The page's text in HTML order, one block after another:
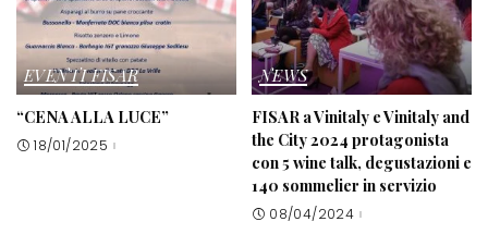
EVENTI FISAR
“CENA ALLA LUCE”
18/01/2025
NEWS
FISAR a Vinitaly e Vinitaly and
the City 2024 protagonista
con 5 wine talk, degustazioni e
140 sommelier in servizio
08/04/2024